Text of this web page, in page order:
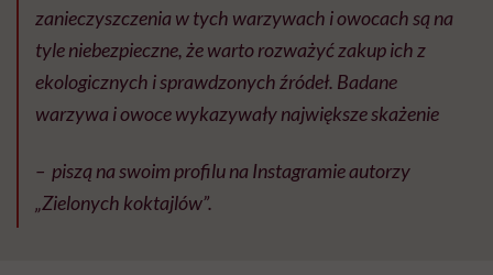
zanieczyszczenia w tych warzywach i owocach są na
tyle niebezpieczne, że warto rozważyć zakup ich z
ekologicznych i sprawdzonych źródeł. Badane
warzywa i owoce wykazywały największe skażenie
– piszą na swoim profilu na Instagramie autorzy
„Zielonych koktajlów”.